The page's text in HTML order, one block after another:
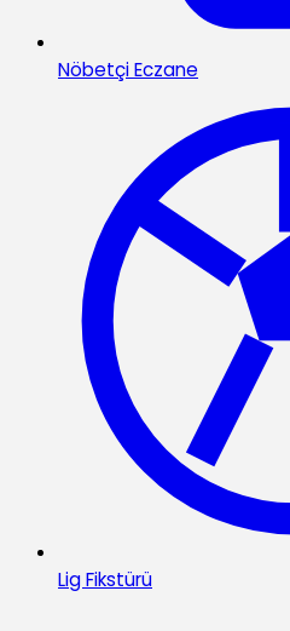
Nöbetçi Eczane
Lig Fikstürü